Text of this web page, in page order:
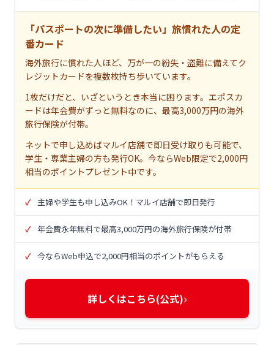
「パスポートの次に準備したい」旅慣れた人の定
番カード
海外旅行に慣れた人ほど、万が一の紛失・盗難に備えてク
レジットカードを複数枚持ち歩いています。
1枚だけだと、いざというとき本当に困ります。エポスカ
ードは年会費がずっと無料なのに、最高3,000万円の海外
旅行保険が付帯。
ネットで申し込めばマルイ店舗で即日受け取りも可能で、
学生・専業主婦の方も発行OK。今ならWeb限定で2,000円
相当のポイントプレゼント中です。
主婦や学生も申し込みOK！マルイ店舗で即日発行
年会費永年無料で最高3,000万円の海外旅行保険が付帯
今ならWeb申込で2,000円相当のポイントがもらえる
詳しくはこちら(公式)›